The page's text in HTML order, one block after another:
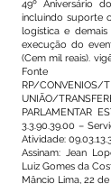
49º Aniversário
incluindo suporte
logística e demais
execução do
(Cem mil reais).
Fonte
RP/CONVENIOS/
UNIÃO/
PARLAMENTAR
3.3.90.39.00 –
Atividade:
Assinam: Jean
Luiz Gomes da
Mâncio Lima, 22